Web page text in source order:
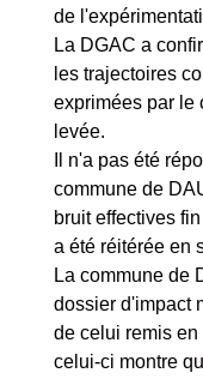
de
La DGAC a
les trajectoires
exprimées par le
levée.
Il n'a pas été
commune de
bruit effectives
a été réitérée en
La commune de
dossier d'impact
de celui remis
celui-ci montre